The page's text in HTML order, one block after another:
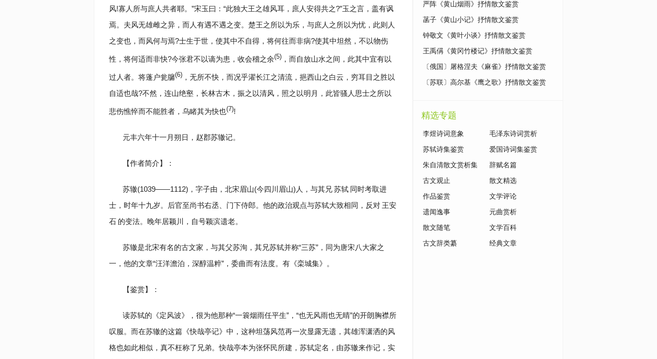
风!寡人所与庶人共者耶。”宋玉曰：“此独大王之雄风耳，庶人安得共之?”玉之言，盖有讽
焉。夫风无雄雌之异，而人有遇不遇之变。楚王之所以为乐，与庶人之所以为忧，此则人
之变也，而风何与焉?士生于世，使其中不自得，将何往而非病?使其中坦然，不以物伤
性，将何适而非快?今张君不以谪为患，收会稽之余(5) ，而自放山水之间，此其中宜有以
过人者。将蓬户瓮牖(6) ，无所不快，而况乎濯长江之清流，挹西山之白云，穷耳目之胜以
自适也哉?不然，连山绝壑，长林古木，振之以清风，照之以明月，此皆骚人思士之所以
悲伤憔悴而不能胜者，乌睹其为快也(7)!
元丰六年十一月朔日，赵郡苏辙记。
【作者简介】：
苏辙(1039——1112)，字子由，北宋眉山(今四川眉山)人，与其兄苏轼 同时考取进
士，时年十九岁。后官至尚书右丞、门下侍郎。他的政治观点与苏轼大致相同，反对 王安
石 的变法。晚年居颖川，自号颖滨遗老。
苏辙是北宋有名的古文家，与其父苏洵，其兄苏轼并称“三苏”，同为唐宋八大家之
一，他的文章“汪洋澹泊，深醇温粹”，委曲而有法度。有《栾城集》。
【鉴赏】：
读苏轼的《定风波》，很为他那种“一簑烟雨任平生”，“也无风雨也无晴”的开朗胸襟所
叹服。而在苏辙的这篇《快哉亭记》中，这种坦荡风范再一次显露无遗，其雄浑潇洒的风
格也如此相似，真不枉称了兄弟。快哉亭本为张怀民所建，苏轼定名，由苏辙来作记，实
严阵《黄山烟雨》抒情散文鉴赏
菡子《黄山小记》抒情散文鉴赏
钟敬文《黄叶小谈》抒情散文鉴赏
王禹偁《黄冈竹楼记》抒情散文鉴赏
〔俄国〕屠格涅夫《麻雀》抒情散文鉴赏
〔苏联〕高尔基《鹰之歌》抒情散文鉴赏
精选专题
李煜诗词意象 毛泽东诗词赏析
苏轼诗集鉴赏 爱国诗词集鉴赏
朱自清散文赏析集 辞赋名篇
古文观止 散文精选
作品鉴赏 文学评论
遗闻逸事 元曲赏析
散文随笔 文学百科
古文辞类纂 经典文章